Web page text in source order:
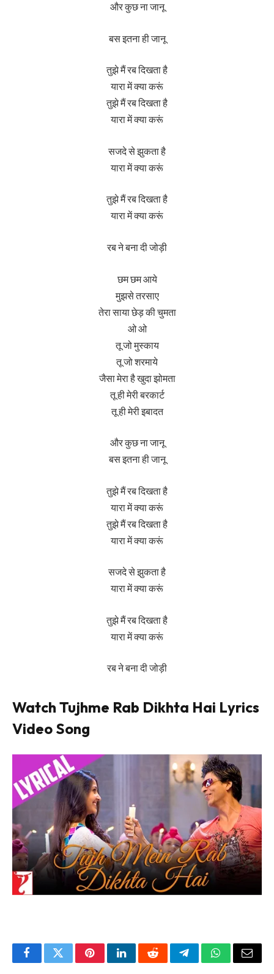
और कुछ ना जानू
बस इतना ही जानू
तुझे मैं रब दिखता है
यारा में क्या करूं
तुझे मैं रब दिखता है
यारा में क्या करूं
सजदे से झुकता है
यारा में क्या करूं
तुझे मैं रब दिखता है
यारा में क्या करूं
रब ने बना दी जोड़ी
छम छम आये
मुझसे तरसाए
तेरा साया छेड़ की चुमता
ओ ओ
तू जो मुस्काय
तू जो शरमाये
जैसा मेरा है खुदा झोमता
तू ही मेरी बरकार्ट
तू ही मेरी इबादत
और कुछ ना जानू
बस इतना ही जानू
तुझे मैं रब दिखता है
यारा में क्या करूं
तुझे मैं रब दिखता है
यारा में क्या करूं
सजदे से झुकता है
यारा में क्या करूं
तुझे मैं रब दिखता है
यारा में क्या करूं
रब ने बना दी जोड़ी
Watch Tujhme Rab Dikhta Hai Lyrics
Video Song
FacebookTwitterPinterestLinkedInRedditTelegramWhatsApp
Email